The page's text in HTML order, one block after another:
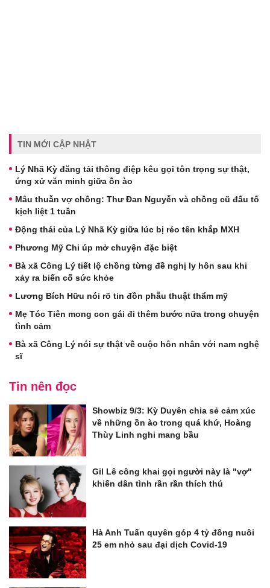
TIN MỚI CẬP NHẬT
Lý Nhã Kỳ đăng tải thông điệp kêu gọi tôn trọng sự thật,
ứng xử văn minh giữa ồn ào
Mâu thuẫn vợ chồng: Thư Đan Nguyễn và chồng cũ đấu tố
kịch liệt 1 tuần
Động thái của Lý Nhã Kỳ giữa lúc bị réo tên khắp MXH
Phương Mỹ Chi úp mở chuyện đặc biệt
Bà xã Công Lý tiết lộ chồng từng đề nghị ly hôn sau khi
xảy ra biến cố sức khỏe
Lương Bích Hữu nói rõ tin đồn phẫu thuật thẩm mỹ
Mẹ Tóc Tiên mong con gái đi thêm bước nữa trong chuyện
tình cảm
Bà xã Công Lý nói sự thật về cuộc hôn nhân với nam nghệ
sĩ
Tin nên đọc
Showbiz 9/3: Kỳ Duyên chia sẻ cảm xúc
về những ồn ào trong quá khứ, Hoàng
Thùy Linh nghi mang bầu
Gil Lê công khai gọi người này là "vợ"
khiến dân tình rần rần thích thú
Hà Anh Tuấn quyên góp 4 tỷ đồng nuôi
25 em nhỏ sau đại dịch Covid-19